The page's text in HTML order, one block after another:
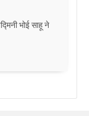
भोई साहू ने